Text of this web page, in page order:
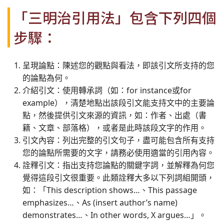
「三明治引用法」包含下列四個
步驟：
呈現論點：陳述您的觀點與看法，即該引文所支持的您
的論點為何。
介紹引文：使用轉承詞（如：for instance或for
example），清楚地點出該段引文能支持文中的主要論
點，然後提供引文來源的資訊，如：作者、出處（書
籍、文章、部落格），或者是此時該段文字的作用。
引文內容：列出完整的引文句子，盡可能包含所有支持
您的論點所需要的文字，請務必使用適當的引用內容。
詮釋引文：指出支持您論點的關鍵字詞，並解釋為何您
覺得這段引文很重要。此類詮釋大多以下列詞組開頭，
如：「This description shows…、This passage
emphasizes…、As (insert author’s name)
demonstrates…、In other words, X argues…」。